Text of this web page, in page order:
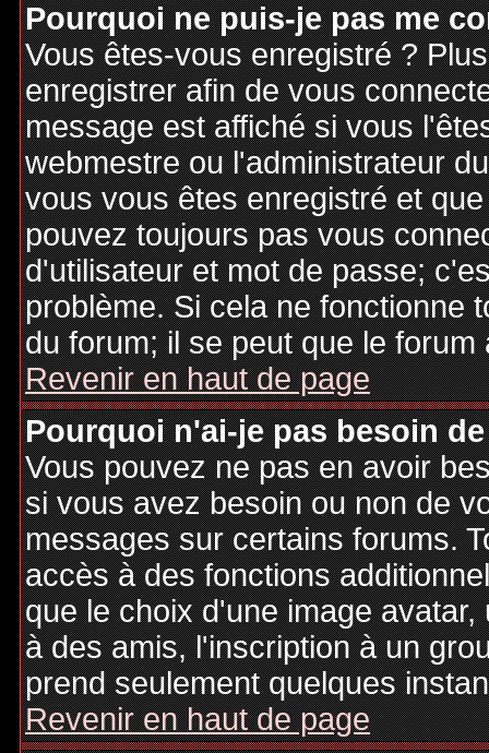
Pourquoi ne puis-je pas me
Vous êtes-vous enregistré ?
enregistrer afin de vous
message est affiché si vous
webmestre ou l'administrateur
vous vous êtes enregistré et
pouvez toujours pas vous
d'utilisateur et mot de passe;
problème. Si cela ne fonctionne
du forum; il se peut que le
Revenir en haut de page
Pourquoi n'ai-je pas besoin
Vous pouvez ne pas en avoir
si vous avez besoin ou non de
messages sur certains forums.
accès à des fonctions
que le choix d'une image
à des amis, l'inscription à un
prend seulement quelques
Revenir en haut de page